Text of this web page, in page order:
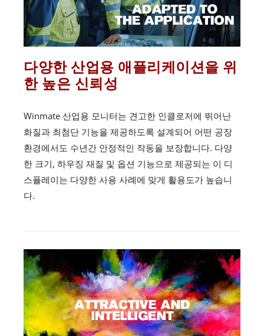
다양한 산업용 애플리케이션을 위
한 높은 신뢰성
Winmate 산업용 모니터는 견고한 인클로저에 뛰어난
화질과 최첨단 기능을 제공하도록 설계되어 어떤 공장
환경에서도 수년간 안정적인 작동을 보장합니다. 다양
한 크기, 하우징 재질 및 옵션 기능으로 제공되는 이 디
스플레이는 다양한 사용 사례에 맞게 활용도가 높습니
다.